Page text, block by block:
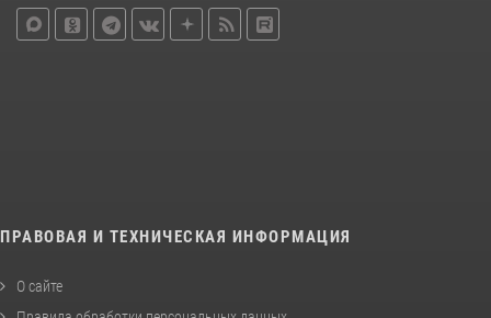
ПРАВОВАЯ И ТЕХНИЧЕСКАЯ ИНФОРМАЦИЯ
О сайте